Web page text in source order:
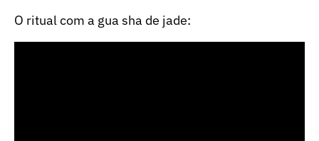
O ritual com a gua sha de jade: